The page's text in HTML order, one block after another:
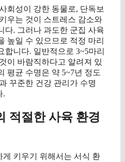
회성이 강한 동물로, 단독보
우는 것이 스트레스 감소와
다. 그러나 과도한 군집 사육
높일 수 있으므로 적정 마리
합니다. 일반적으로 3~5마리
이 바람직하다고 알려져 있
평균 수명은 약 5~7년 정도
꾸준한 건강 관리가 수명
.
적절한 사육 환경
키우기 위해서는 서식 환